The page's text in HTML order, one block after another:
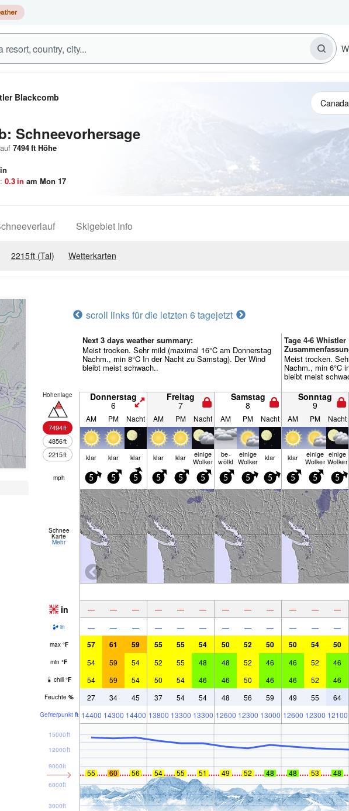
Blackcomb
Schneevorhersage
7494ft Höhe
0.3in am Mon 17
Skigebiet Info
2215ft (Tal) Wetterkarten
scroll links für die letzten 6 tagejetzt
Next 3 days weather summary:
Meist trocken. Sehr mild (maximal 16°C am Donnerstag
Nachm., min 8°C In der Nacht zu Samstag). Der Wind
bleibt meist schwach..
Tage 4-6
Meist trocken.
Nachm., min 6°C
bleibt meist
Höhenlage
7494ft
4856ft
2215ft
Donnerstag
6
Freitag
7
Samstag
8
Sonntag
9
AM PM Nacht AM PM Nacht AM PM Nacht AM PM Nacht
klar klar klar klar klar einige
Wolken
be­
wölkt
einige
Wolken klar klar einige
Wolken
einige
Wolken
mph 5 5 5 5 5 5 5 5 5 5 5 5
Schnee
Karte
Mehr
in — — — — — — — — — — — —
in — — — — — — — — — — — —
max °F 57 61 59 55 55 54 50 52 50 50 54 50
min °F 54 59 54 52 55 48 48 52 46 46 52 46
chill °F 54 59 54 50 54 46 46 50 46 46 52 46
Feuchte % 27 34 45 37 54 54 48 56 59 49 55 64
Gefrier­punkt ft 14400 14300 14400 13800 13300 13300 12600 12300 13000 12600 12300 12100
3000ft
6000ft
9000ft
12000ft
15000ft
55 60 56 54 55 51 49 52 48 48 53 48